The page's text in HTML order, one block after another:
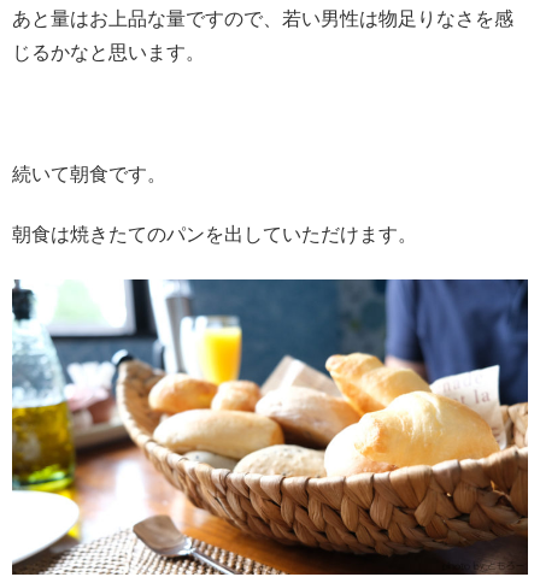
あと量はお上品な量ですので、若い男性は物足りなさを感
じるかなと思います。
続いて朝食です。
朝食は焼きたてのパンを出していただけます。